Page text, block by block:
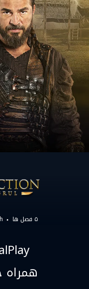
۵ فصل ها
همراه